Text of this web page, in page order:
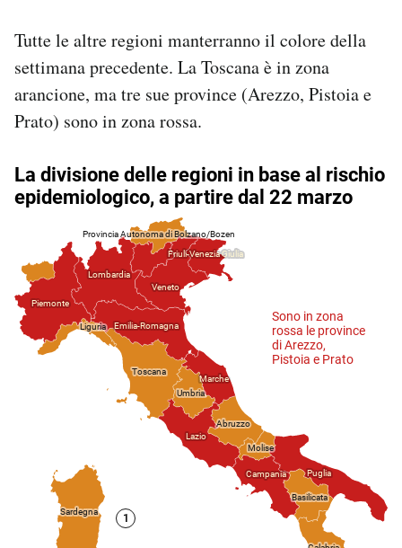
Hai bisogno di aiuto?
Tutte le altre regioni manterranno il colore della
settimana precedente. La Toscana è in zona
arancione, ma tre sue province (Arezzo, Pistoia e
Prato) sono in zona rossa.